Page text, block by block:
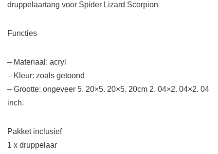
druppelaartang voor Spider Lizard Scorpion
Functies
– Materiaal: acryl
– Kleur: zoals getoond
– Grootte: ongeveer 5. 20×5. 20×5. 20cm 2. 04×2. 04×2. 04
inch.
Pakket inclusief
1 x druppelaar